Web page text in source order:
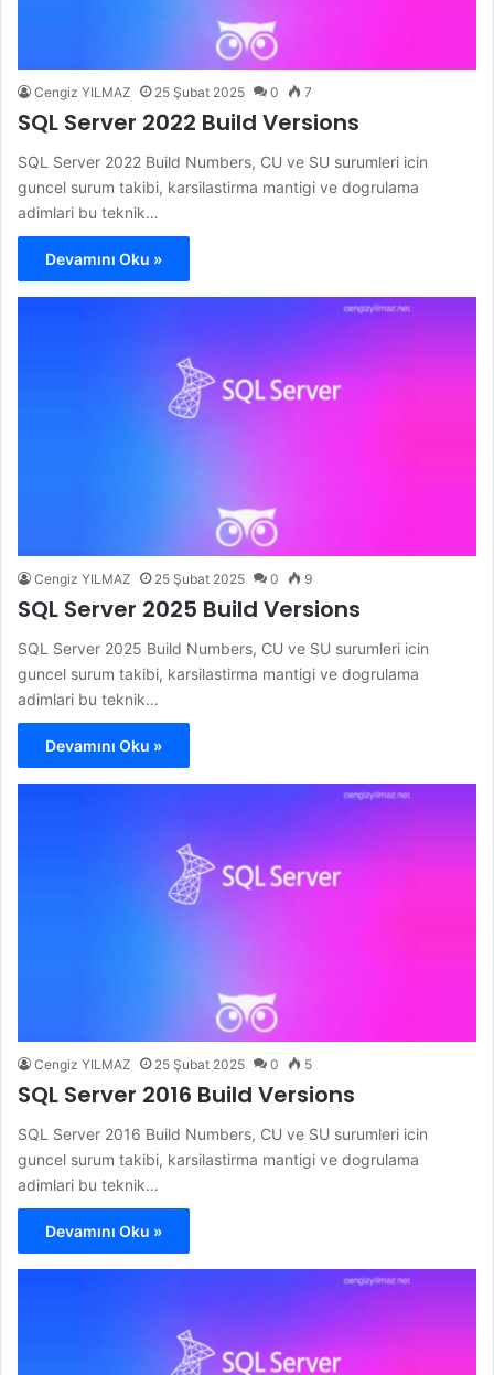
Cengiz YILMAZ 25 Şubat 2025 0 7
SQL Server 2022 Build Versions
SQL Server 2022 Build Numbers, CU ve SU surumleri icin
guncel surum takibi, karsilastirma mantigi ve dogrulama
adimlari bu teknik…
Devamını Oku »
Cengiz YILMAZ 25 Şubat 2025 0 9
SQL Server 2025 Build Versions
SQL Server 2025 Build Numbers, CU ve SU surumleri icin
guncel surum takibi, karsilastirma mantigi ve dogrulama
adimlari bu teknik…
Devamını Oku »
Cengiz YILMAZ 25 Şubat 2025 0 5
SQL Server 2016 Build Versions
SQL Server 2016 Build Numbers, CU ve SU surumleri icin
guncel surum takibi, karsilastirma mantigi ve dogrulama
adimlari bu teknik…
Devamını Oku »